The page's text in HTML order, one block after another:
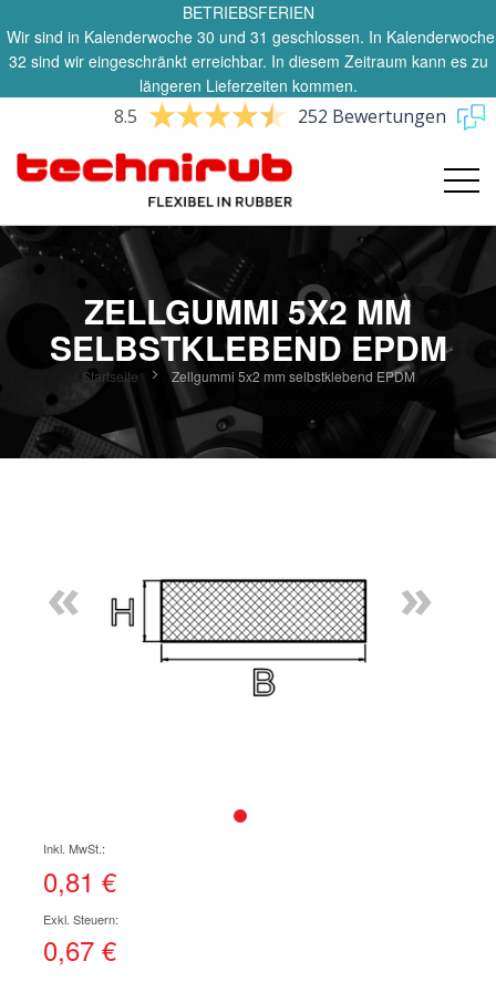
BETRIEBSFERIEN
Wir sind in Kalenderwoche 30 und 31 geschlossen. In Kalenderwoche
32 sind wir eingeschränkt erreichbar. In diesem Zeitraum kann es zu
längeren Lieferzeiten kommen.
8.5 252 Bewertungen
ZELLGUMMI 5X2 MM
SELBSTKLEBEND EPDM
Startseite Zellgummi 5x2 mm selbstklebend EPDM
« »
der
Bildgalerie
0,81 €
0,67 €